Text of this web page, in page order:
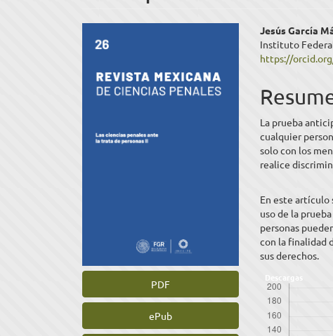
Barra
lateral
del
artículo
PDF
ePub
artículo
Jesús García
Instituto
https://
La prueba
cualquier
solo con los
realice
En este artículo
uso de la
personas
con la finalidad
sus derechos.
Descargas